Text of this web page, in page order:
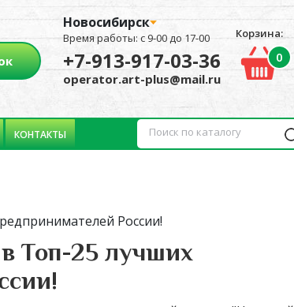
Новосибирск
Время работы: с 9-00 до 17-00
+7-913-917-03-36
operator.art-plus@mail.ru
Корзина:
0
КОНТАКТЫ
России!
Топ-25 лучших